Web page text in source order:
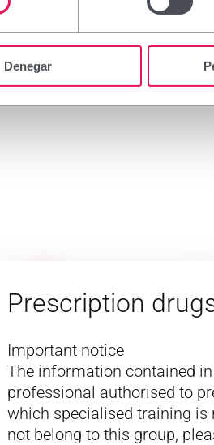
Denegar
Hair and nail care
Prescription
Important notice
The information contained
professional authorised to
which specialised training is
not belong to this group,